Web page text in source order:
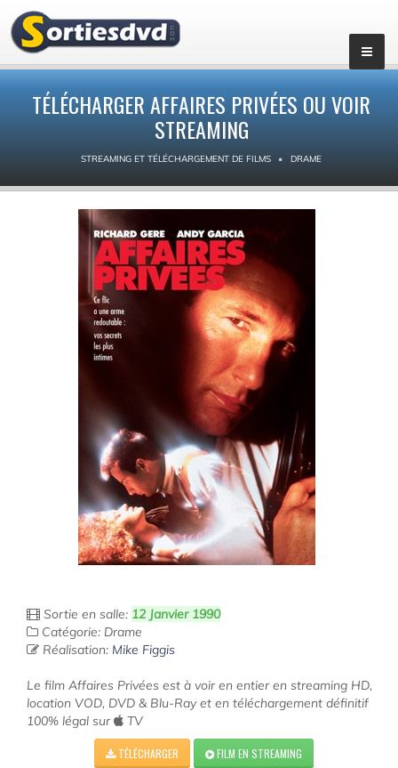
TÉLÉCHARGER AFFAIRES PRIVÉES OU VOIR
STREAMING
STREAMING ET TÉLÉCHARGEMENT DE FILMS DRAME
Sortie en salle: 12 Janvier 1990
Catégorie: Drame
Réalisation: Mike Figgis
Le film Affaires Privées est à voir en entier en streaming HD,
location VOD, DVD & Blu-Ray et en téléchargement définitif
100% légal sur
TV
TÉLÉCHARGER FILM EN STREAMING